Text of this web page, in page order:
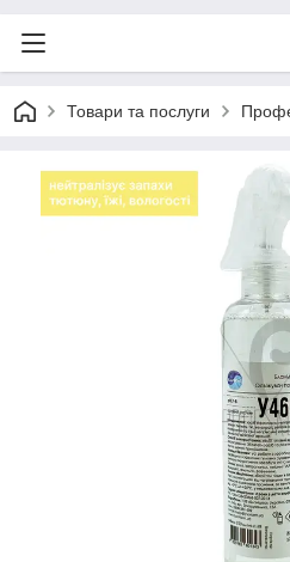
Товари та послуги